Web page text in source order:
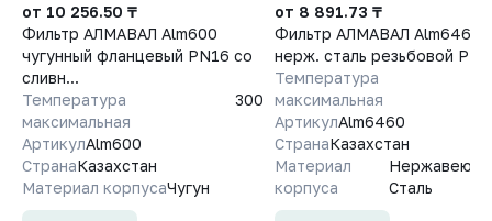
от 10 256.50 ₸
Фильтр АЛМАВАЛ Alm600
чугунный фланцевый PN16 со
сливн...
Температура
максимальная
300
АртикулAlm600
СтранаКазахстан
Материал корпусаЧугун
от 8 891.73 ₸
Фильтр АЛМАВАЛ Alm6460
нерж. сталь резьбовой
Температура
максимальная
АртикулAlm6460
СтранаКазахстан
Материал
корпуса
Сталь